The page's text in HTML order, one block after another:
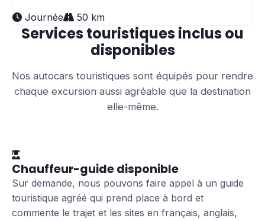
Journée 50 km
Services touristiques inclus ou
disponibles
Nos autocars touristiques sont équipés pour rendre
chaque excursion aussi agréable que la destination
elle-même.
Chauffeur-guide disponible
Sur demande, nous pouvons faire appel à un guide
touristique agréé qui prend place à bord et
commente le trajet et les sites en français, anglais,